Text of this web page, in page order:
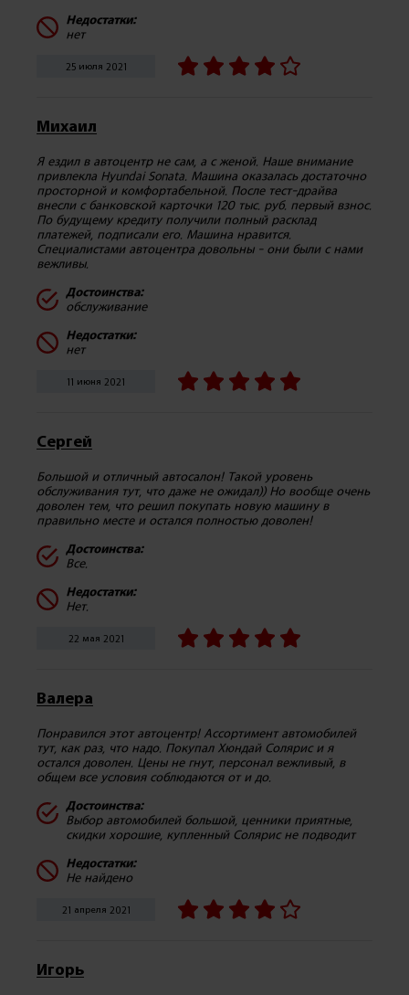
Недостатки:
нет
25 июля 2021
Михаил
Я ездил в автоцентр не сам, а с женой. Наше внимание
привлекла Hyundai Sonata. Машина оказалась достаточно
просторной и комфортабельной. После тест-драйва
внесли с банковской карточки 120 тыс. руб. первый взнос.
По будущему кредиту получили полный расклад
платежей, подписали его. Машина нравится.
Специалистами автоцентра довольны - они были с нами
вежливы.
Достоинства:
обслуживание
Недостатки:
нет
11 июня 2021
Сергей
Большой и отличный автосалон! Такой уровень
обслуживания тут, что даже не ожидал)) Но вообще очень
доволен тем, что решил покупать новую машину в
правильно месте и остался полностью доволен!
Достоинства:
Все.
Недостатки:
Нет.
22 мая 2021
Валера
Понравился этот автоцентр! Ассортимент автомобилей
тут, как раз, что надо. Покупал Хюндай Солярис и я
остался доволен. Цены не гнут, персонал вежливый, в
общем все условия соблюдаются от и до.
Достоинства:
Выбор автомобилей большой, ценники приятные,
скидки хорошие, купленный Солярис не подводит
Недостатки:
Не найдено
21 апреля 2021
Игорь